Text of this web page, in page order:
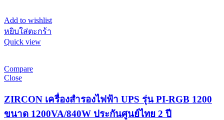
Add to wishlist
หยิบใส่ตะกร้า
Quick view
Compare
Close
ZIRCON เครื่องสำรองไฟฟ้า UPS รุ่น PI-RGB 1200
ขนาด 1200VA/840W ประกันศูนย์ไทย 2 ปี